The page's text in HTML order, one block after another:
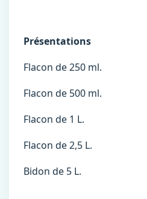
Présentations
Flacon de 250 ml.
Flacon de 500 ml.
Flacon de 1 L.
Flacon de 2,5 L.
Bidon de 5 L.